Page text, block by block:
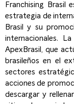
Franchising Brasil
estrategia de
Brasil y su
internacionales.
ApexBrasil, que
brasileños en el
sectores
acciones de
descargar y